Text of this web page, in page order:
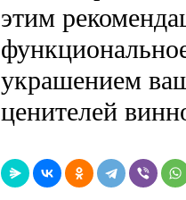
этим
украшением
ценителей